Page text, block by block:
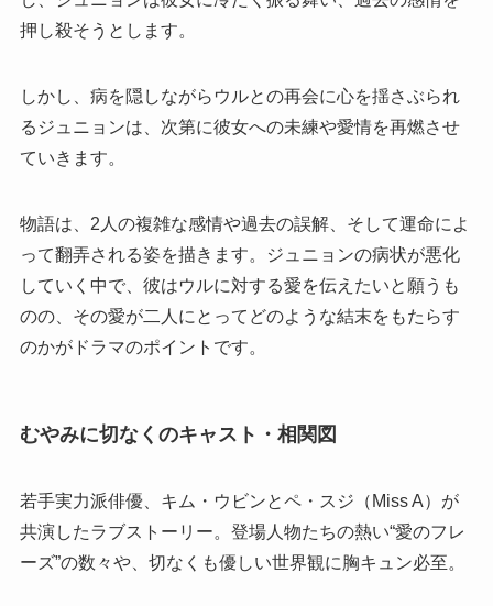
押し殺そうとします。
しかし、病を隠しながらウルとの再会に心を揺さぶられ
るジュニョンは、次第に彼女への未練や愛情を再燃させ
ていきます。
物語は、2人の複雑な感情や過去の誤解、そして運命によ
って翻弄される姿を描きます。ジュニョンの病状が悪化
していく中で、彼はウルに対する愛を伝えたいと願うも
のの、その愛が二人にとってどのような結末をもたらす
のかがドラマのポイントです。
むやみに切なくのキャスト・相関図
若手実力派俳優、キム・ウビンとペ・スジ（Miss A）が
共演したラブストーリー。登場人物たちの熱い“愛のフレ
ーズ”の数々や、切なくも優しい世界観に胸キュン必至。